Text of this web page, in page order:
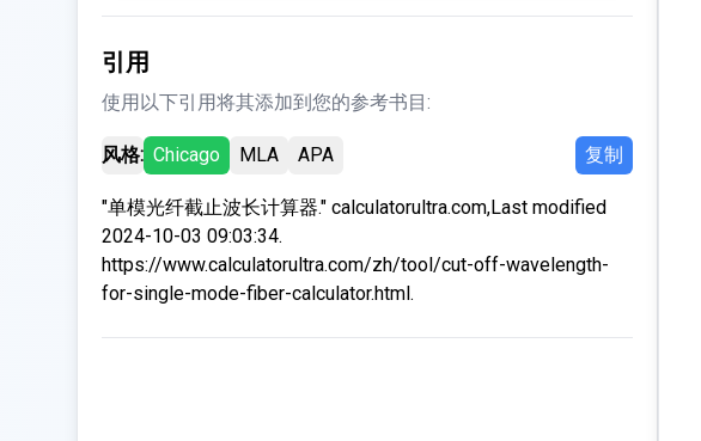
引用
使用以下引用将其添加到您的参考书目:
风格: Chicago MLA APA 复制
"单模光纤截止波长计算器." calculatorultra.com,Last modified
2024-10-03 09:03:34.
https://www.calculatorultra.com/zh/tool/cut-off-wavelength-
for-single-mode-fiber-calculator.html.